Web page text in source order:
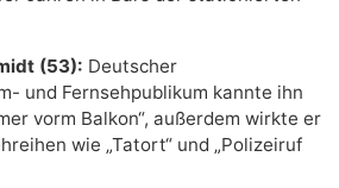
(53): Deutscher
und Fernsehpublikum kannte ihn
vorm Balkon“, außerdem wirkte er
wie „Tatort“ und „Polizeiruf